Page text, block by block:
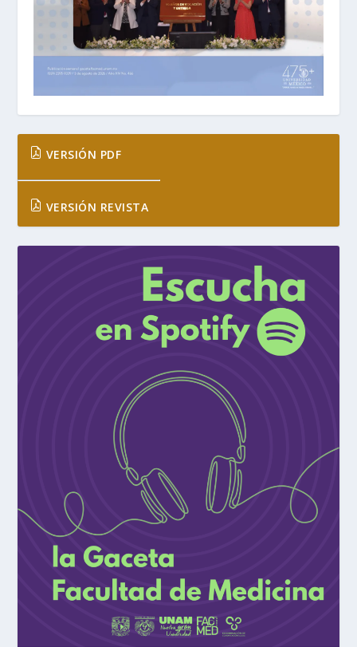
VERSIÓN PDF
VERSIÓN REVISTA